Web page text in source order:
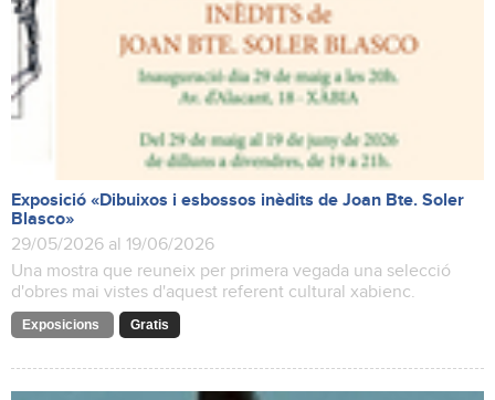
Exposició «Dibuixos i esbossos inèdits de Joan Bte. Soler
Blasco»
29/05/2026 al 19/06/2026
Una mostra que reuneix per primera vegada una selecció
d'obres mai vistes d'aquest referent cultural xabienc.
Exposicions Gratis